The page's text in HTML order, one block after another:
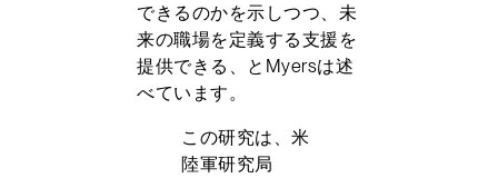
できるのかを示しつつ、未
来の職場を定義する支援を
提供できる、とMyersは述
べています。
この研究は、米
陸軍研究局